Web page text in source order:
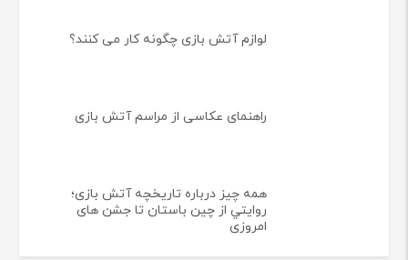
لوازم آتش بازی چگونه کار می کنند؟
راهنمای عکاسی از مراسم آتش بازی
همه چيز درباره تاريخچه آتش بازی؛
روايتي از چين باستان تا جشن های
امروزی